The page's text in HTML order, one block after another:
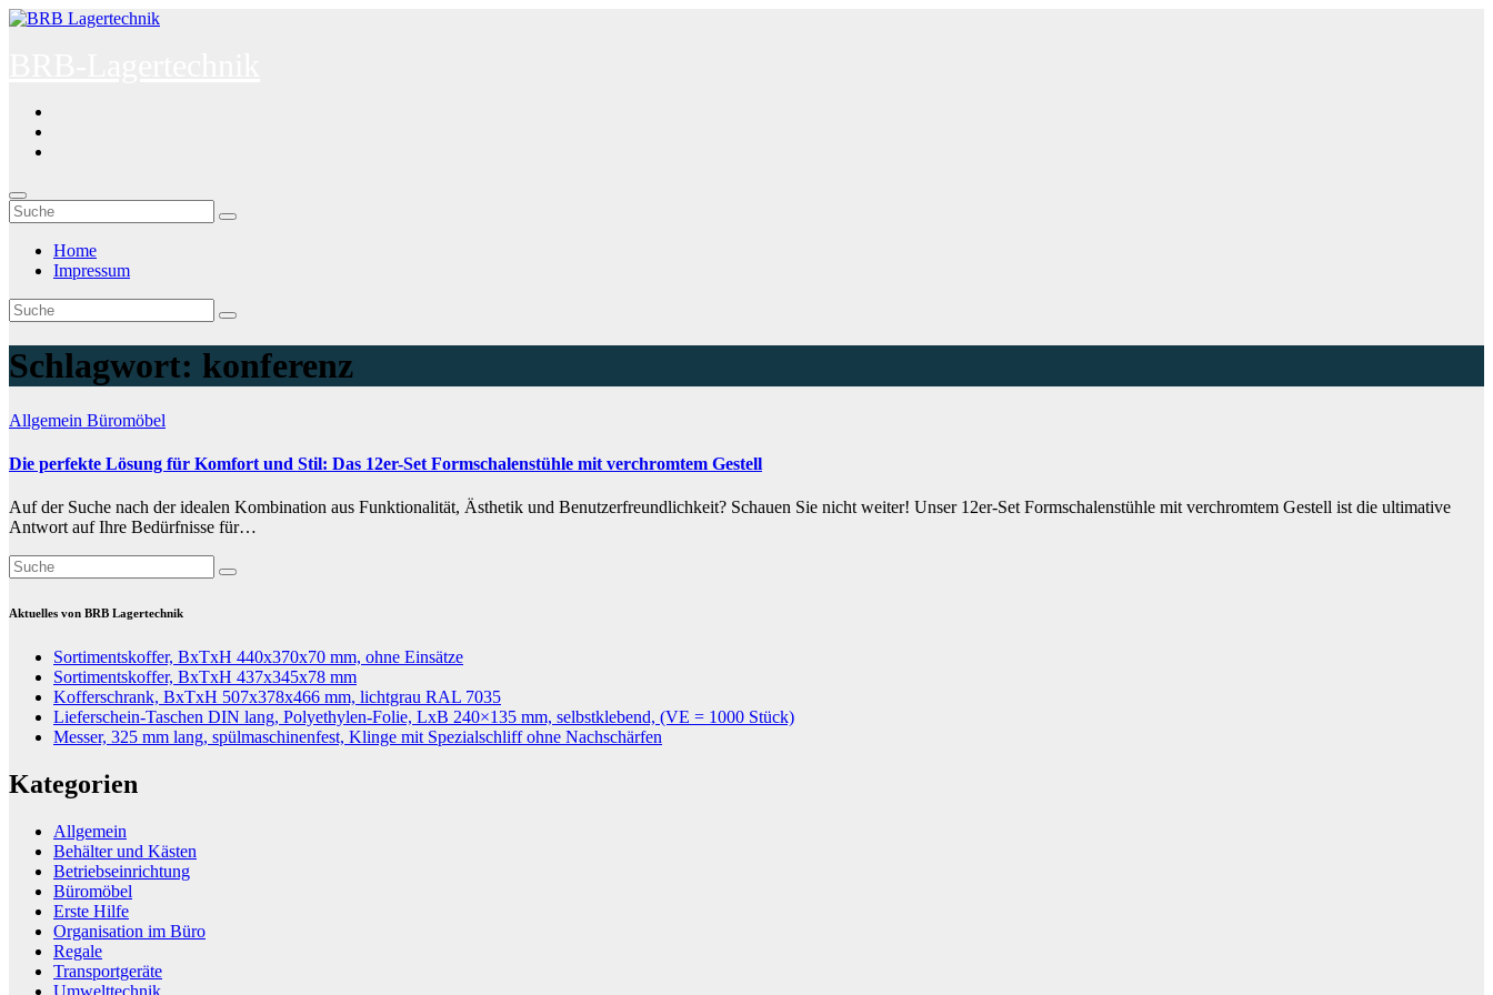
Zum
Home
Impressum
Schlagwort: konferenz
Allgemein Büromöbel
Die perfekte Lösung für Komfort und Stil: Das 12er-Set Formschalenstühle mit verchromtem Gestell
Auf der Suche nach der idealen Kombination aus Funktionalität, Ästhetik und Benutzerfreundlichkeit? Schauen Sie nicht weiter! Unser 12er-Set Formschalenstühle mit verchromtem Gestell ist die ultimative
Antwort auf Ihre Bedürfnisse für…
Aktuelles von BRB Lagertechnik
Sortimentskoffer, BxTxH 440x370x70 mm, ohne Einsätze
Sortimentskoffer, BxTxH 437x345x78 mm
Kofferschrank, BxTxH 507x378x466 mm, lichtgrau RAL 7035
Lieferschein-Taschen DIN lang, Polyethylen-Folie, LxB 240×135 mm, selbstklebend, (VE = 1000 Stück)
Messer, 325 mm lang, spülmaschinenfest, Klinge mit Spezialschliff ohne Nachschärfen
Kategorien
Allgemein
Behälter und Kästen
Betriebseinrichtung
Büromöbel
Erste Hilfe
Organisation im Büro
Regale
Transportgeräte